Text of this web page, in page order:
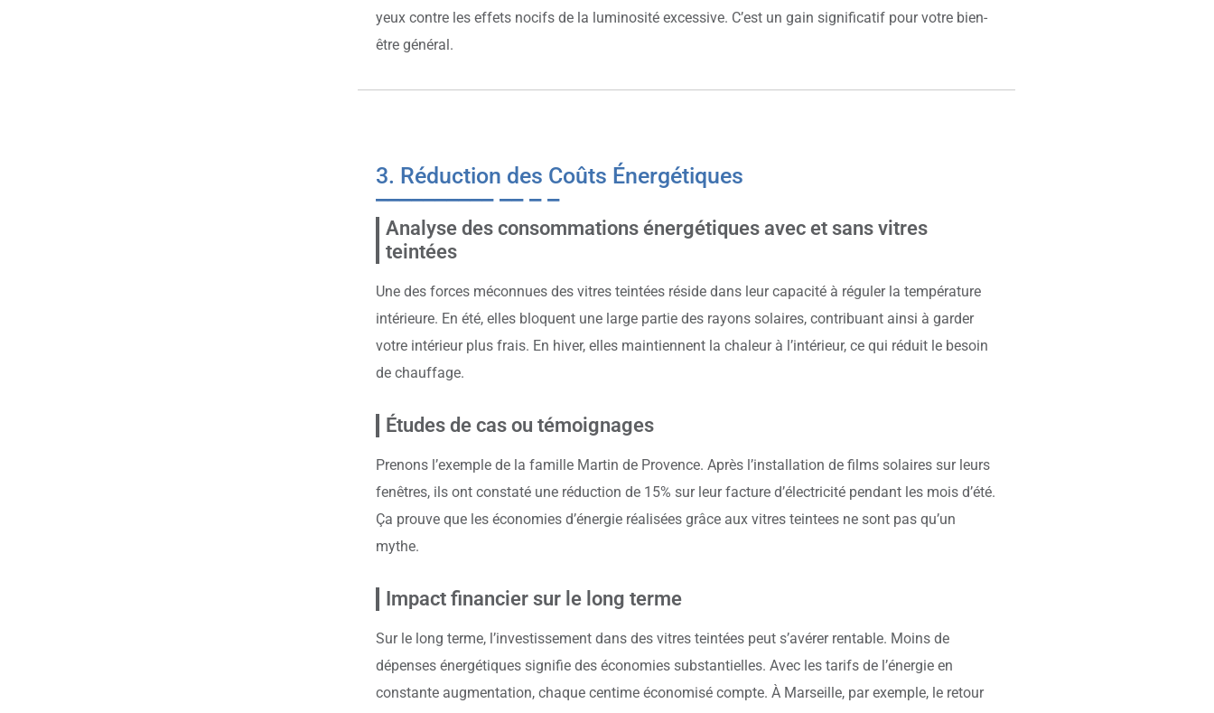
yeux contre les effets nocifs de la luminosité excessive. C’est un gain significatif pour votre bien-
être général.
3. Réduction des Coûts Énergétiques
Analyse des consommations énergétiques avec et sans vitres
teintées
Une des forces méconnues des vitres teintées réside dans leur capacité à réguler la température
intérieure. En été, elles bloquent une large partie des rayons solaires, contribuant ainsi à garder
votre intérieur plus frais. En hiver, elles maintiennent la chaleur à l’intérieur, ce qui réduit le besoin
de chauffage.
Études de cas ou témoignages
Prenons l’exemple de la famille Martin de Provence. Après l’installation de films solaires sur leurs
fenêtres, ils ont constaté une réduction de 15% sur leur facture d’électricité pendant les mois d’été.
Ça prouve que les économies d’énergie réalisées grâce aux vitres teintees ne sont pas qu’un
mythe.
Impact financier sur le long terme
Sur le long terme, l’investissement dans des vitres teintées peut s’avérer rentable. Moins de
dépenses énergétiques signifie des économies substantielles. Avec les tarifs de l’énergie en
constante augmentation, chaque centime économisé compte. À Marseille, par exemple, le retour